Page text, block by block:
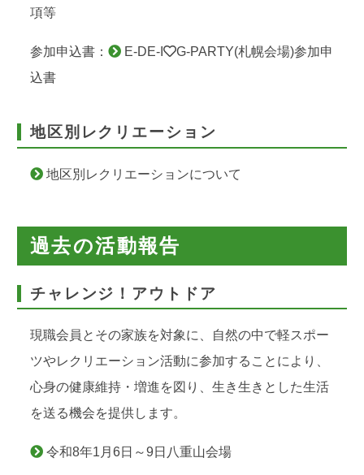
項等
参加申込書： E-DE-I
G-PARTY(札幌会場)参加申
込書
地区別レクリエーション
地区別レクリエーションについて
過去の活動報告
チャレンジ！アウトドア
現職会員とその家族を対象に、自然の中で軽スポー
ツやレクリエーション活動に参加することにより、
心身の健康維持・増進を図り、生き生きとした生活
を送る機会を提供します。
令和8年1月6日～9日八重山会場